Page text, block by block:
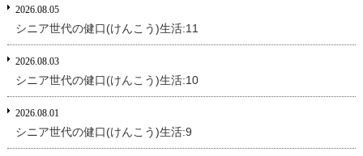
2026.08.05
シニア世代の健口(けんこう)生活:11
2026.08.03
シニア世代の健口(けんこう)生活:10
2026.08.01
シニア世代の健口(けんこう)生活:9